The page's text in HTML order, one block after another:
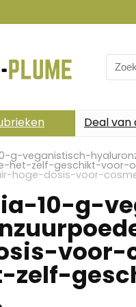
Search
for:
Deal van
g-veganistisch-
het-zelf-geschikt-voor-
hoge-dosis-voor-
10-g-
zelf-